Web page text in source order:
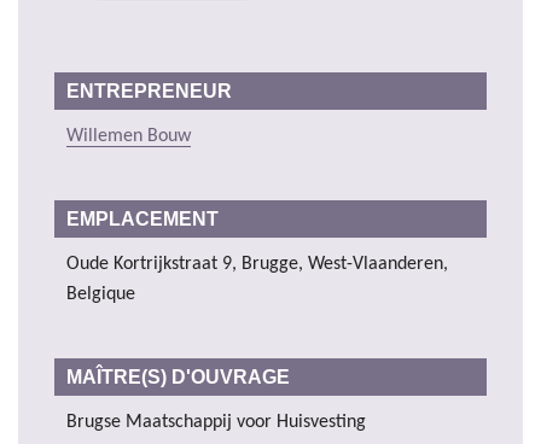
ENTREPRENEUR
Willemen Bouw
EMPLACEMENT
Oude Kortrijkstraat 9, Brugge, West-Vlaanderen,
Belgique
MAÎTRE(S) D'OUVRAGE
Brugse Maatschappij voor Huisvesting